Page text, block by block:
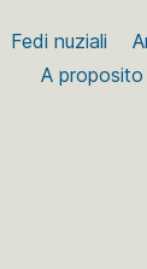
Fedi nuziali
A